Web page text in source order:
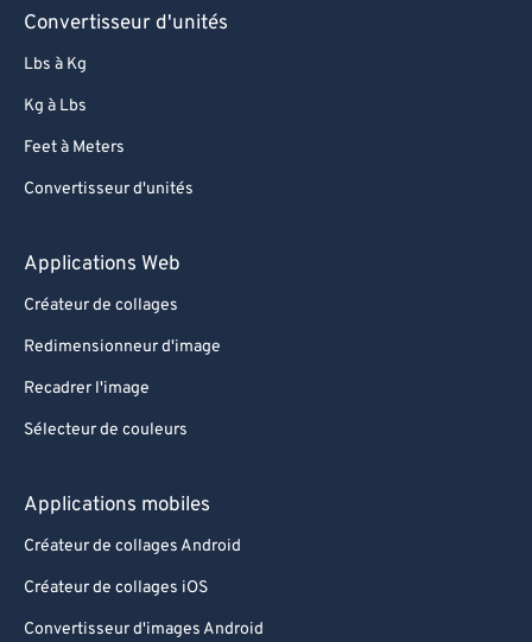
Convertisseur d'unités
Lbs à Kg
Kg à Lbs
Feet à Meters
Convertisseur d'unités
Applications Web
Créateur de collages
Redimensionneur d'image
Recadrer l'image
Sélecteur de couleurs
Applications mobiles
Créateur de collages Android
Créateur de collages iOS
Convertisseur d'images Android